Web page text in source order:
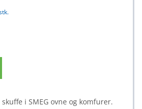
i SMEG ovne og komfurer.